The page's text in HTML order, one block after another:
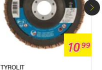
1099
TYROLIT